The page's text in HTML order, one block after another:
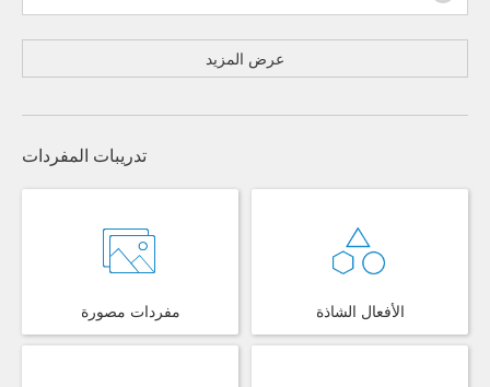
عرض المزيد
تدريبات المفردات
مفردات مصورة الأفعال الشاذة